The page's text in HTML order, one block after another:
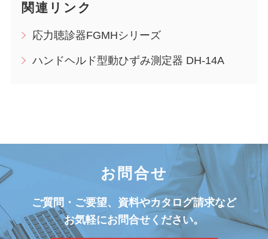
関連リンク
応力聴診器FGMHシリーズ
ハンドヘルド型動ひずみ測定器 DH-14A
お問合せ
ご質問・ご要望、資料やカタログ請求など
お気軽にお問合せください。